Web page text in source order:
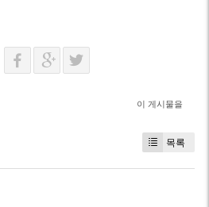
이 게시물을
목록